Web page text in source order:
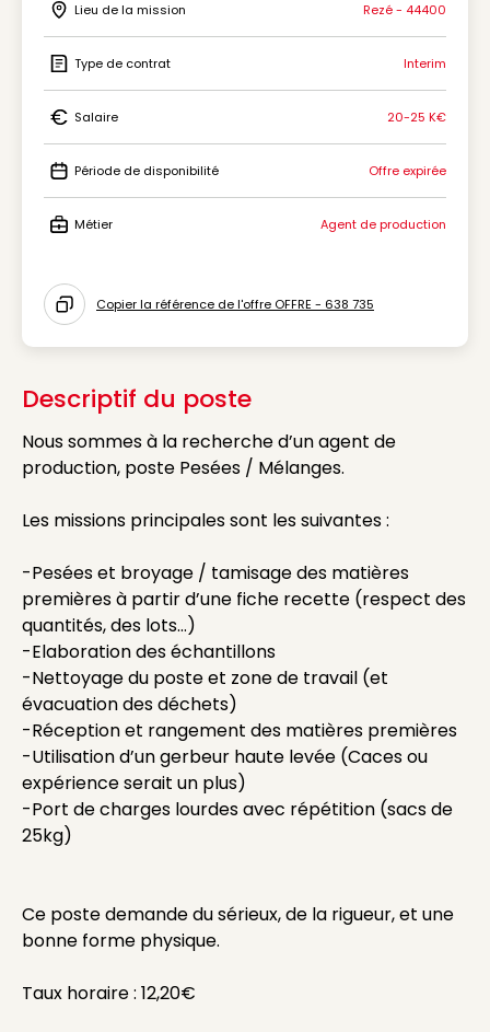
Icon Lieu de la mission
Lieu de la mission Rezé - 44400
Icon Type de contrat
Type de contrat Interim
Icon Salaire
Salaire 20-25 K€
Icon Période de disponibilité
Période de disponibilité Offre expirée
Métier Agent de production
Icon copy to clipboard
Copier la référence de l'offre OFFRE - 638 735
Descriptif du poste
Nous sommes à la recherche d’un agent de
production, poste Pesées / Mélanges.
Les missions principales sont les suivantes :
-Pesées et broyage / tamisage des matières
premières à partir d’une fiche recette (respect des
quantités, des lots…)
-Elaboration des échantillons
-Nettoyage du poste et zone de travail (et
évacuation des déchets)
-Réception et rangement des matières premières
-Utilisation d’un gerbeur haute levée (Caces ou
expérience serait un plus)
-Port de charges lourdes avec répétition (sacs de
25kg)
Ce poste demande du sérieux, de la rigueur, et une
bonne forme physique.
Taux horaire : 12,20€